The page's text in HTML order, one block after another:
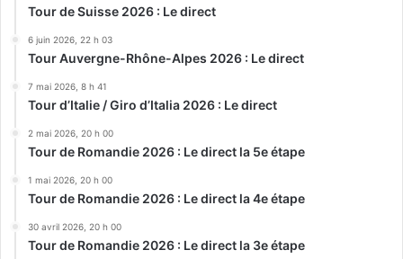
Tour de Suisse 2026 : Le direct
6 juin 2026, 22 h 03
Tour Auvergne-Rhône-Alpes 2026 : Le direct
7 mai 2026, 8 h 41
Tour d’Italie / Giro d’Italia 2026 : Le direct
2 mai 2026, 20 h 00
Tour de Romandie 2026 : Le direct la 5e étape
1 mai 2026, 20 h 00
Tour de Romandie 2026 : Le direct la 4e étape
30 avril 2026, 20 h 00
Tour de Romandie 2026 : Le direct la 3e étape